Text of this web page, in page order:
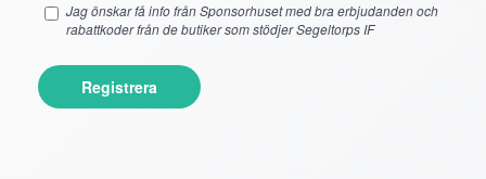
Jag önskar få info från Sponsorhuset med bra erbjudanden och
rabattkoder från de butiker som stödjer Segeltorps IF
Registrera